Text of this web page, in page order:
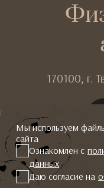
170100, г.
Мы используем
сайта
Ознакомлен с
данных
Даю согласие на